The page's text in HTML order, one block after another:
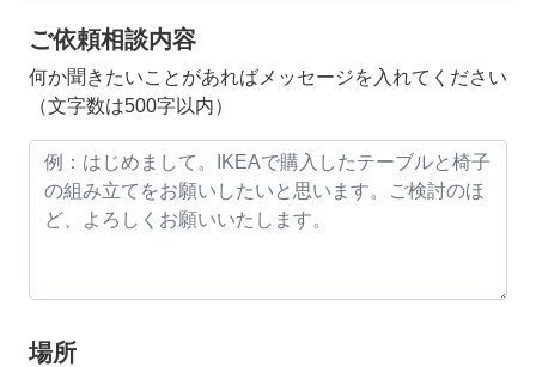
ご依頼相談内容
何か聞きたいことがあればメッセージを入れてください
（文字数は500字以内）
場所